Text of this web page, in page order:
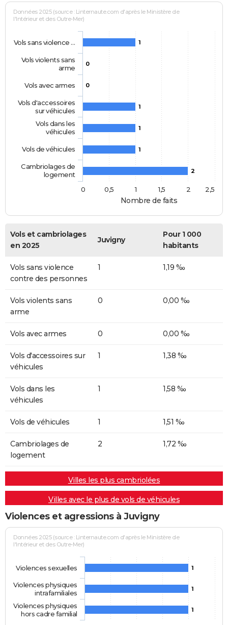
Nombre de faits
Données 2025 (source : Linternaute.com d'après le Ministère de
l'Intérieur et des Outre-Mer)
1
0
0
1
1
1
2
Vols sans violence …
Vols violents sans
arme
Vols avec armes
Vols d'accessoires
sur véhicules
Vols dans les
véhicules
Vols de véhicules
Cambriolages de
logement
0
0,5 1 1,5 2 2,5
Vols et cambriolages
en 2025
Juvigny
Pour 1 000
habitants
Vols sans violence
contre des personnes
1 1,19 ‰
Vols violents sans
arme
0 0,00 ‰
Vols avec armes 0 0,00 ‰
Vols d'accessoires sur
véhicules
1 1,38 ‰
Vols dans les
véhicules
1 1,58 ‰
Vols de véhicules 1 1,51 ‰
Cambriolages de
logement
2 1,72 ‰
Villes les plus cambriolées
Villes avec le plus de vols de véhicules
Violences et agressions à Juvigny
Données 2025 (source : Linternaute.com d'après le Ministère de
l'Intérieur et des Outre-Mer)
1
1
1
Violences sexuelles
Violences physiques
intrafamiliales
Violences physiques
hors cadre familial